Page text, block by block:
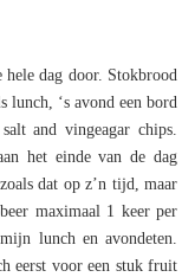
dag door. Stokbrood
lunch, ‘s avond een bord
and vingeagar chips.
het einde van de dag
dat op z’n tijd, maar
maximaal 1 keer per
lunch en avondeten.
eerst voor een stuk fruit